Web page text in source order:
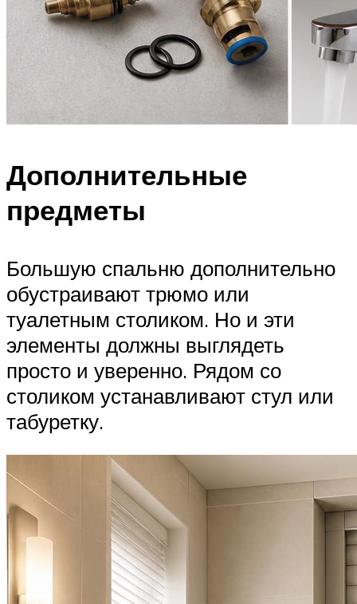
Дополнительные
предметы
Большую спальню дополнительно
обустраивают трюмо или
туалетным столиком. Но и эти
элементы должны выглядеть
просто и уверенно. Рядом со
столиком устанавливают стул или
табуретку.